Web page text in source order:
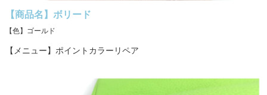
【商品名】ボリード
【色】ゴールド
【メニュー】ポイントカラーリペア